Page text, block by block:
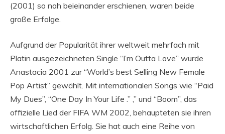
(2001) so nah beieinander erschienen, waren beide
große Erfolge.
Aufgrund der Popularität ihrer weltweit mehrfach mit
Platin ausgezeichneten Single “I’m Outta Love” wurde
Anastacia 2001 zur “World’s best Selling New Female
Pop Artist” gewählt. Mit internationalen Songs wie “Paid
My Dues”, “One Day In Your Life .” ,” und “Boom”, das
offizielle Lied der FIFA WM 2002, behaupteten sie ihren
wirtschaftlichen Erfolg. Sie hat auch eine Reihe von